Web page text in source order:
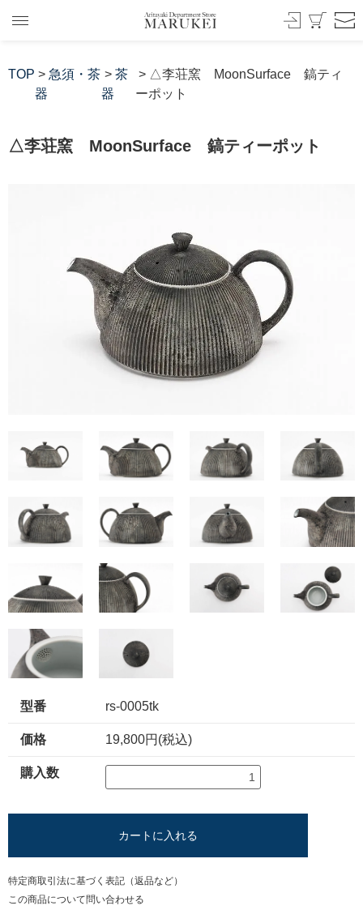
TOP > 急須・茶
器
>茶
器
> △李荘窯 MoonSurface 鎬ティ
ーポット
△李荘窯 MoonSurface 鎬ティーポット
型番 rs-0005tk
価格 19,800円(税込)
購入数
カートに入れる
特定商取引法に基づく表記（返品など）
この商品について問い合わせる